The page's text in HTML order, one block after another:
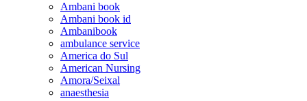
Ambani book
Ambani book id
Ambanibook
ambulance service
America do Sul
American Nursing
Amora/Seixal
anaesthesia